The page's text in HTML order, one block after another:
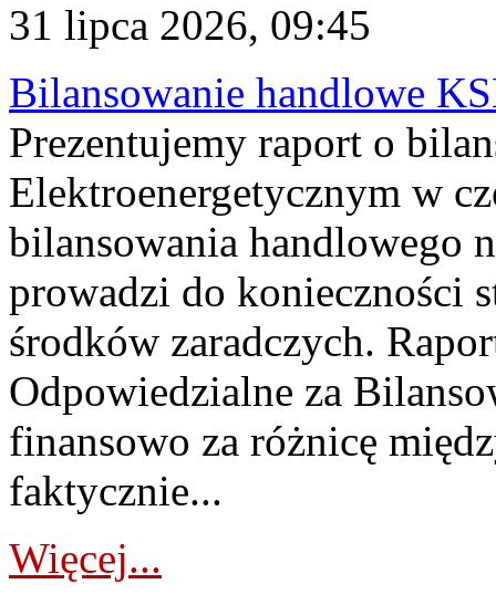
31 lipca 2026, 09:45
Bilansowanie handlowe
Prezentujemy raport o
Elektroenergetycznym w
bilansowania handlowego
prowadzi do konieczności
środków zaradczych.
Odpowiedzialne za
finansowo za różnicę
faktycznie...
Więcej...